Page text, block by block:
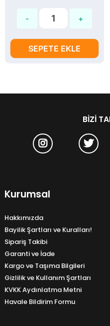
SEPETE EKLE
BIZI
Kurumsal
Hakkımızda
Bayilik Şartları ve Kuralları!
Sipariş Takibi
Garanti ve İade
Kargo ve Taşıma Bilgileri
Gizlilik ve Kullanım Şartları
KVKK Aydınlatma Metni
Havale Bildirim Formu